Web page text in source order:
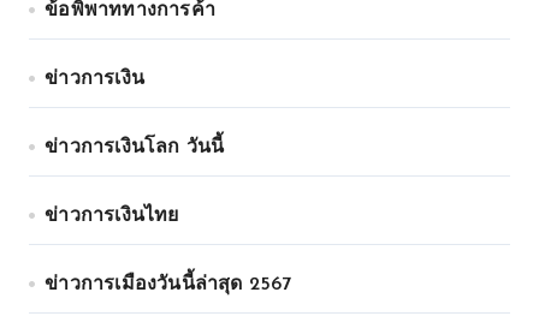
ข้อพิพาททางการค้า
ข่าวการเงิน
ข่าวการเงินโลก วันนี้
ข่าวการเงินไทย
ข่าวการเมืองวันนี้ล่าสุด 2567